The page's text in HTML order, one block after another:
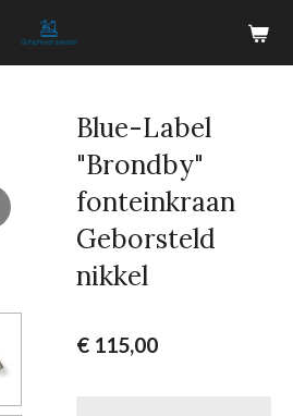
Blue-Label
"Brondby"
fonteinkraan
Geborsteld
nikkel
€ 115,00